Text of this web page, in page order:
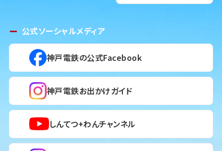
公式ソーシャルメディア
神戸電鉄の公式Facebook
神戸電鉄お出かけガイド
しんてつ+わんチャンネル